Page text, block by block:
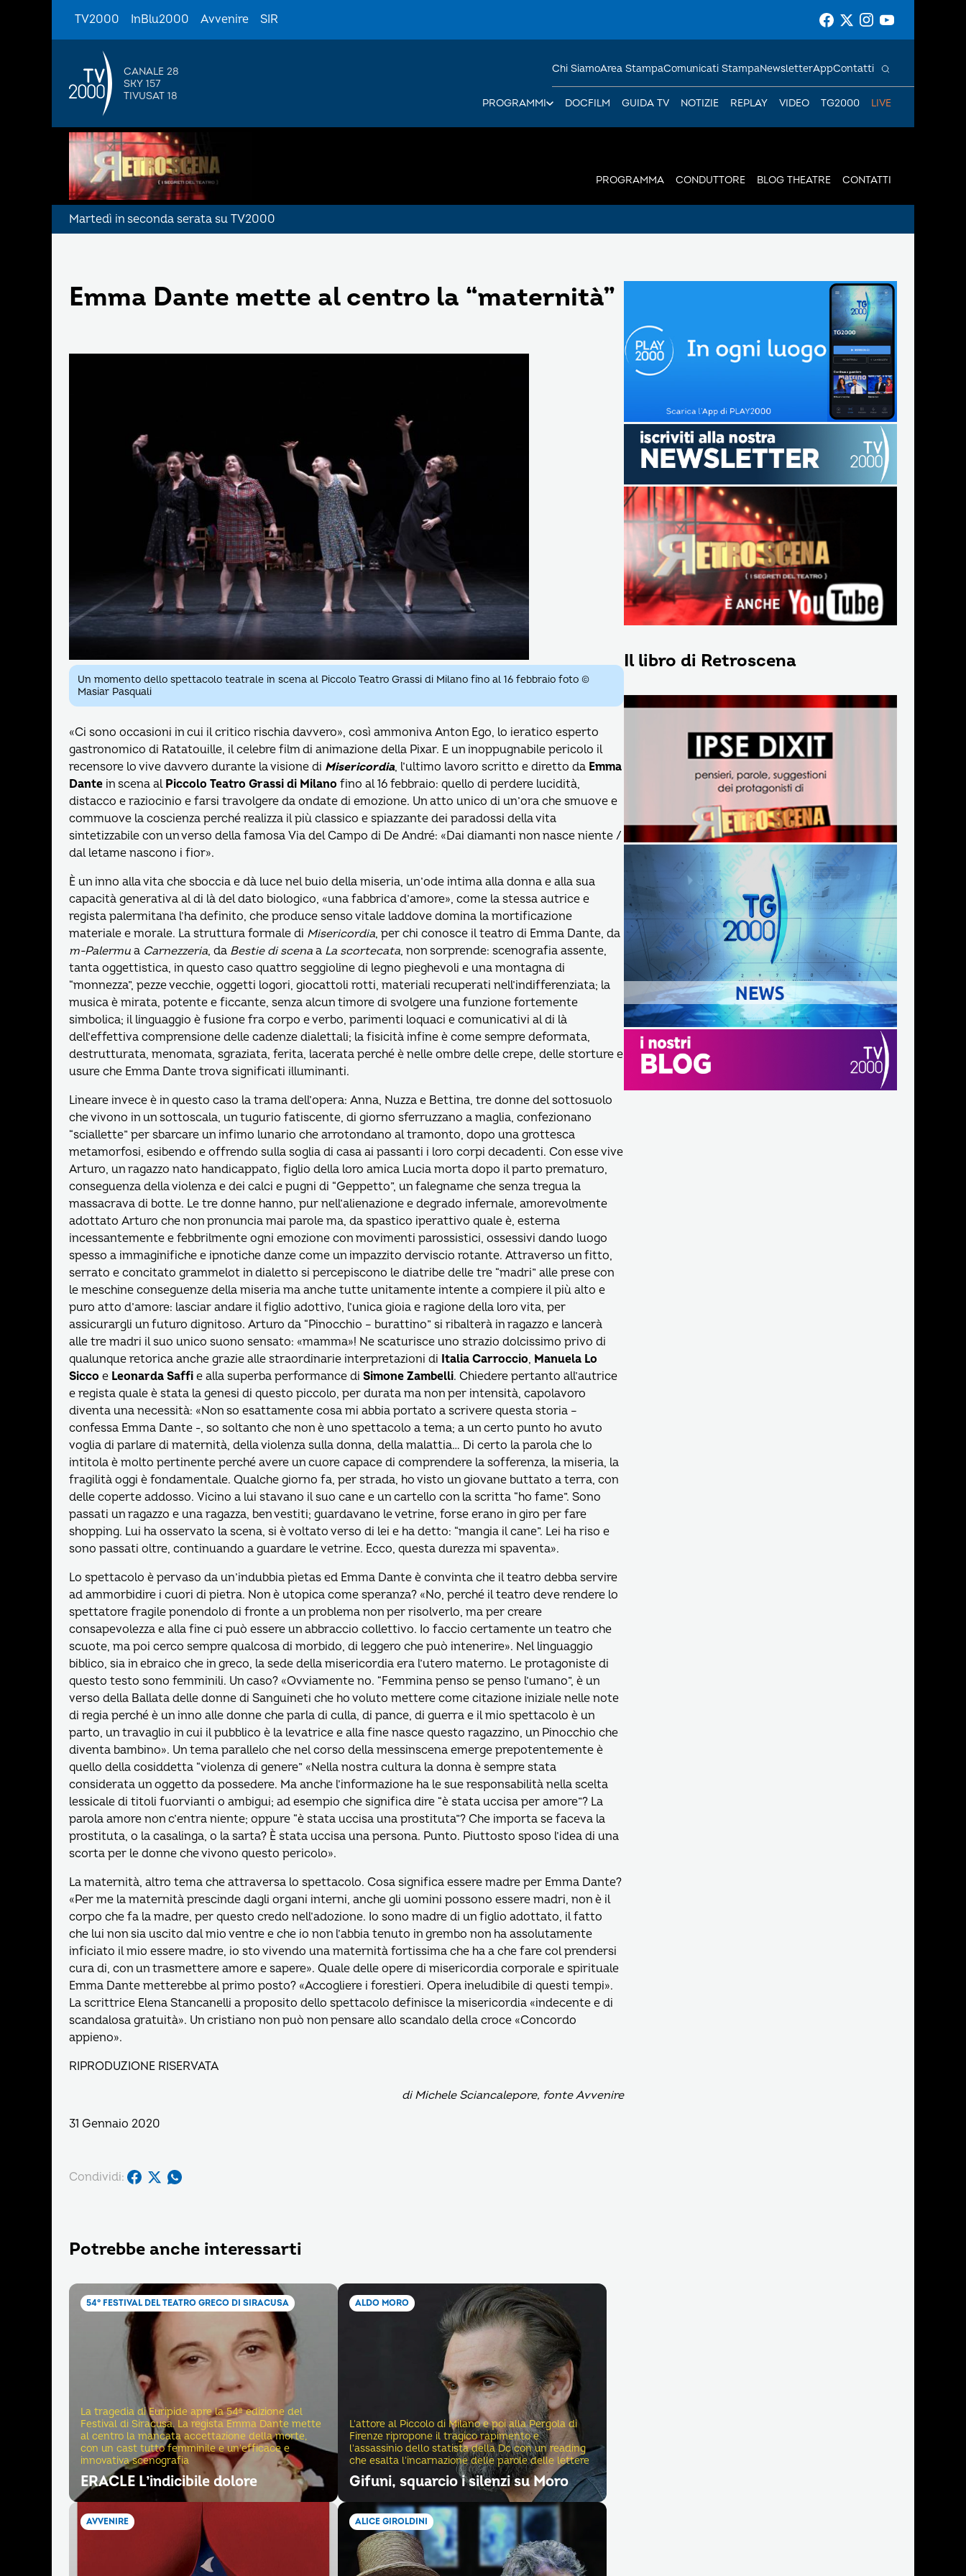
TV2000 InBlu2000 Avvenire SIR
CANALE 28
SKY 157
TIVUSAT 18
PROGRAMMI DOCFILM GUIDA TV NOTIZIE REPLAY VIDEO TG2000 LIVE
Chi SiamoArea StampaComunicati StampaNewsletterAppContatti
PROGRAMMA CONDUTTORE BLOG THEATRE CONTATTI
Martedì in seconda serata su TV2000
Emma Dante mette al centro la “maternità”
Un momento dello spettacolo teatrale in scena al Piccolo Teatro Grassi di Milano fino al 16 febbraio foto ©
Masiar Pasquali
«Ci sono occasioni in cui il critico rischia davvero», così ammoniva Anton Ego, lo ieratico esperto
gastronomico di Ratatouille, il celebre film di animazione della Pixar. E un inoppugnabile pericolo il
recensore lo vive davvero durante la visione di Misericordia, l’ultimo lavoro scritto e diretto da Emma
Dante in scena al Piccolo Teatro Grassi di Milano fino al 16 febbraio: quello di perdere lucidità,
distacco e raziocinio e farsi travolgere da ondate di emozione. Un atto unico di un’ora che smuove e
commuove la coscienza perché realizza il più classico e spiazzante dei paradossi della vita
sintetizzabile con un verso della famosa Via del Campo di De André: «Dai diamanti non nasce niente /
dal letame nascono i fior».
È un inno alla vita che sboccia e dà luce nel buio della miseria, un’ode intima alla donna e alla sua
capacità generativa al di là del dato biologico, «una fabbrica d’amore», come la stessa autrice e
regista palermitana l’ha definito, che produce senso vitale laddove domina la mortificazione
materiale e morale. La struttura formale di Misericordia, per chi conosce il teatro di Emma Dante, da
m-Palermu a Carnezzeria, da Bestie di scena a La scortecata, non sorprende: scenografia assente,
tanta oggettistica, in questo caso quattro seggioline di legno pieghevoli e una montagna di
“monnezza”, pezze vecchie, oggetti logori, giocattoli rotti, materiali recuperati nell’indifferenziata; la
musica è mirata, potente e ficcante, senza alcun timore di svolgere una funzione fortemente
simbolica; il linguaggio è fusione fra corpo e verbo, parimenti loquaci e comunicativi al di là
dell’effettiva comprensione delle cadenze dialettali; la fisicità infine è come sempre deformata,
destrutturata, menomata, sgraziata, ferita, lacerata perché è nelle ombre delle crepe, delle storture e
usure che Emma Dante trova significati illuminanti.
Lineare invece è in questo caso la trama dell’opera: Anna, Nuzza e Bettina, tre donne del sottosuolo
che vivono in un sottoscala, un tugurio fatiscente, di giorno sferruzzano a maglia, confezionano
“sciallette” per sbarcare un infimo lunario che arrotondano al tramonto, dopo una grottesca
metamorfosi, esibendo e offrendo sulla soglia di casa ai passanti i loro corpi decadenti. Con esse vive
Arturo, un ragazzo nato handicappato, figlio della loro amica Lucia morta dopo il parto prematuro,
conseguenza della violenza e dei calci e pugni di “Geppetto”, un falegname che senza tregua la
massacrava di botte. Le tre donne hanno, pur nell’alienazione e degrado infernale, amorevolmente
adottato Arturo che non pronuncia mai parole ma, da spastico iperattivo quale è, esterna
incessantemente e febbrilmente ogni emozione con movimenti parossistici, ossessivi dando luogo
spesso a immaginifiche e ipnotiche danze come un impazzito derviscio rotante. Attraverso un fitto,
serrato e concitato grammelot in dialetto si percepiscono le diatribe delle tre “madri” alle prese con
le meschine conseguenze della miseria ma anche tutte unitamente intente a compiere il più alto e
puro atto d’amore: lasciar andare il figlio adottivo, l’unica gioia e ragione della loro vita, per
assicurargli un futuro dignitoso. Arturo da “Pinocchio – burattino” si ribalterà in ragazzo e lancerà
alle tre madri il suo unico suono sensato: «mamma»! Ne scaturisce uno strazio dolcissimo privo di
qualunque retorica anche grazie alle straordinarie interpretazioni di Italia Carroccio, Manuela Lo
Sicco e Leonarda Saffi e alla superba performance di Simone Zambelli. Chiedere pertanto all’autrice
e regista quale è stata la genesi di questo piccolo, per durata ma non per intensità, capolavoro
diventa una necessità: «Non so esattamente cosa mi abbia portato a scrivere questa storia –
confessa Emma Dante -, so soltanto che non è uno spettacolo a tema; a un certo punto ho avuto
voglia di parlare di maternità, della violenza sulla donna, della malattia… Di certo la parola che lo
intitola è molto pertinente perché avere un cuore capace di comprendere la sofferenza, la miseria, la
fragilità oggi è fondamentale. Qualche giorno fa, per strada, ho visto un giovane buttato a terra, con
delle coperte addosso. Vicino a lui stavano il suo cane e un cartello con la scritta “ho fame”. Sono
passati un ragazzo e una ragazza, ben vestiti; guardavano le vetrine, forse erano in giro per fare
shopping. Lui ha osservato la scena, si è voltato verso di lei e ha detto: “mangia il cane”. Lei ha riso e
sono passati oltre, continuando a guardare le vetrine. Ecco, questa durezza mi spaventa».
Lo spettacolo è pervaso da un’indubbia pìetas ed Emma Dante è convinta che il teatro debba servire
ad ammorbidire i cuori di pietra. Non è utopica come speranza? «No, perché il teatro deve rendere lo
spettatore fragile ponendolo di fronte a un problema non per risolverlo, ma per creare
consapevolezza e alla fine ci può essere un abbraccio collettivo. Io faccio certamente un teatro che
scuote, ma poi cerco sempre qualcosa di morbido, di leggero che può intenerire». Nel linguaggio
biblico, sia in ebraico che in greco, la sede della misericordia era l’utero materno. Le protagoniste di
questo testo sono femminili. Un caso? «Ovviamente no. “Femmina penso se penso l’umano”, è un
verso della Ballata delle donne di Sanguineti che ho voluto mettere come citazione iniziale nelle note
di regia perché è un inno alle donne che parla di culla, di pance, di guerra e il mio spettacolo è un
parto, un travaglio in cui il pubblico è la levatrice e alla fine nasce questo ragazzino, un Pinocchio che
diventa bambino». Un tema parallelo che nel corso della messinscena emerge prepotentemente è
quello della cosiddetta “violenza di genere” «Nella nostra cultura la donna è sempre stata
considerata un oggetto da possedere. Ma anche l’informazione ha le sue responsabilità nella scelta
lessicale di titoli fuorvianti o ambigui; ad esempio che significa dire “è stata uccisa per amore”? La
parola amore non c’entra niente; oppure “è stata uccisa una prostituta”? Che importa se faceva la
prostituta, o la casalinga, o la sarta? È stata uccisa una persona. Punto. Piuttosto sposo l’idea di una
scorta per le donne che vivono questo pericolo».
La maternità, altro tema che attraversa lo spettacolo. Cosa significa essere madre per Emma Dante?
«Per me la maternità prescinde dagli organi interni, anche gli uomini possono essere madri, non è il
corpo che fa la madre, per questo credo nell’adozione. Io sono madre di un figlio adottato, il fatto
che lui non sia uscito dal mio ventre e che io non l’abbia tenuto in grembo non ha assolutamente
inficiato il mio essere madre, io sto vivendo una maternità fortissima che ha a che fare col prendersi
cura di, con un trasmettere amore e sapere». Quale delle opere di misericordia corporale e spirituale
Emma Dante metterebbe al primo posto? «Accogliere i forestieri. Opera ineludibile di questi tempi».
La scrittrice Elena Stancanelli a proposito dello spettacolo definisce la misericordia «indecente e di
scandalosa gratuità». Un cristiano non può non pensare allo scandalo della croce «Concordo
appieno».
RIPRODUZIONE RISERVATA
di Michele Sciancalepore, fonte Avvenire
31 Gennaio 2020
Condividi:
Potrebbe anche interessarti
54° FESTIVAL DEL TEATRO GRECO DI SIRACUSA
La tragedia di Euripide apre la 54ª edizione del
Festival di Siracusa. La regista Emma Dante mette
al centro la mancata accettazione della morte,
con un cast tutto femminile e un'efficace e
innovativa scenografia
ERACLE L’indicibile dolore
ALDO MORO
L'attore al Piccolo di Milano e poi alla Pergola di
Firenze ripropone il tragico rapimento e
l'assassinio dello statista della Dc con un reading
che esalta l'incarnazione delle parole delle lettere
Gifuni, squarcio i silenzi su Moro
AVVENIRE ALICE GIROLDINI
Il libro di Retroscena